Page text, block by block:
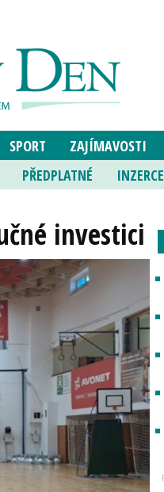
SPORT ZAJÍMAVOSTI
PŘEDPLATNÉ INZERCE
investici